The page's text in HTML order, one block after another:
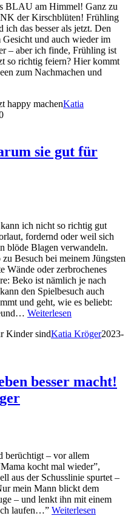
BLAU am Himmel! Ganz zu
der Kirschblüten! Frühling
das besser als jetzt. Den
und auch wieder im
– aber ich finde, Frühling ist
so richtig feiern? Hier kommt
zum Nachmachen und
happy machenKatia
sie gut für
ich nicht so richtig gut
fordernd oder weil sich
blöde Blagen verwandeln.
Besuch bei meinem Jüngsten
Wände oder zerbrochenes
Beko ist nämlich je nach
den Spielbesuch auch
und geht, wie es beliebt:
Weiterlesen
Kinder sindKatia Kröger2023-
besser macht!
berüchtigt – vor allem
kocht mal wieder”,
aus der Schusslinie spurtet –
mein Mann blickt dem
– und lenkt ihn mit einem
laufen…” Weiterlesen